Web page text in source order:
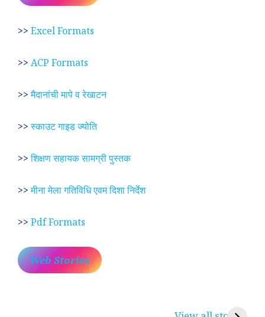
>> Excel Formats
>> ACP Formats
>>मैदानांची मापे व रेखाटन
>>स्काउट गाइड ज्योति
>>शिक्षण सहायक सामग्री पुस्तक
>>मीना मेला गतिविधि एवम दिशा निर्देश
>> Pdf Formats
Web Stories
रामसा पीर, रुणेचा रा